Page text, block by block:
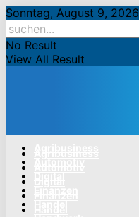
Sonntag, August 9, 2026
No Result
View All Result